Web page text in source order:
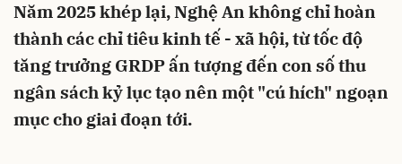
Năm 2025 khép lại, Nghệ An không chỉ hoàn
thành các chỉ tiêu kinh tế - xã hội, từ tốc độ
tăng trưởng GRDP ấn tượng đến con số thu
ngân sách kỷ lục tạo nên một "cú hích" ngoạn
mục cho giai đoạn tới.
Hủy